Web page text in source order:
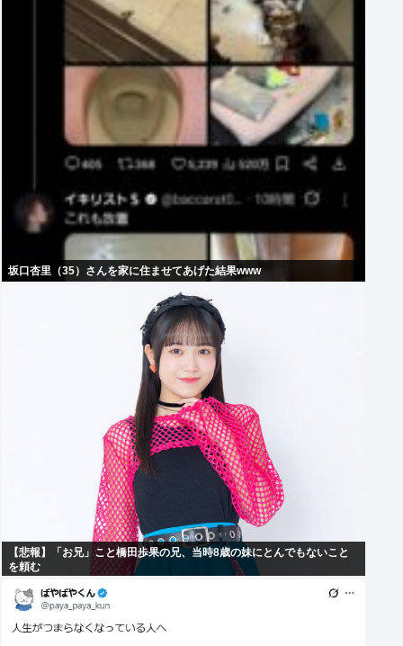
坂口杏里（35）さんを家に住ませてあげた結果www
【悲報】「お兄」こと橋田歩果の兄、当時8歳の妹にとんでもないこと
を頼む